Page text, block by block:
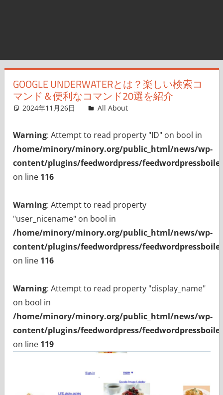
GOOGLE UNDERWATERとは？楽しい検索コ
マンド＆便利なコマンド20選を紹介
2024年11月26日 All About
Warning: Attempt to read property "ID" on bool in
/home/minory/minory.org/public_html/news/wp-
content/plugins/feedwordpress/
on line 116
Warning: Attempt to read property
"user_nicename" on bool in
/home/minory/minory.org/public_html/news/wp-
content/plugins/feedwordpress/
on line 116
Warning: Attempt to read property "display_name"
on bool in
/home/minory/minory.org/public_html/news/wp-
content/plugins/feedwordpress/
on line 119